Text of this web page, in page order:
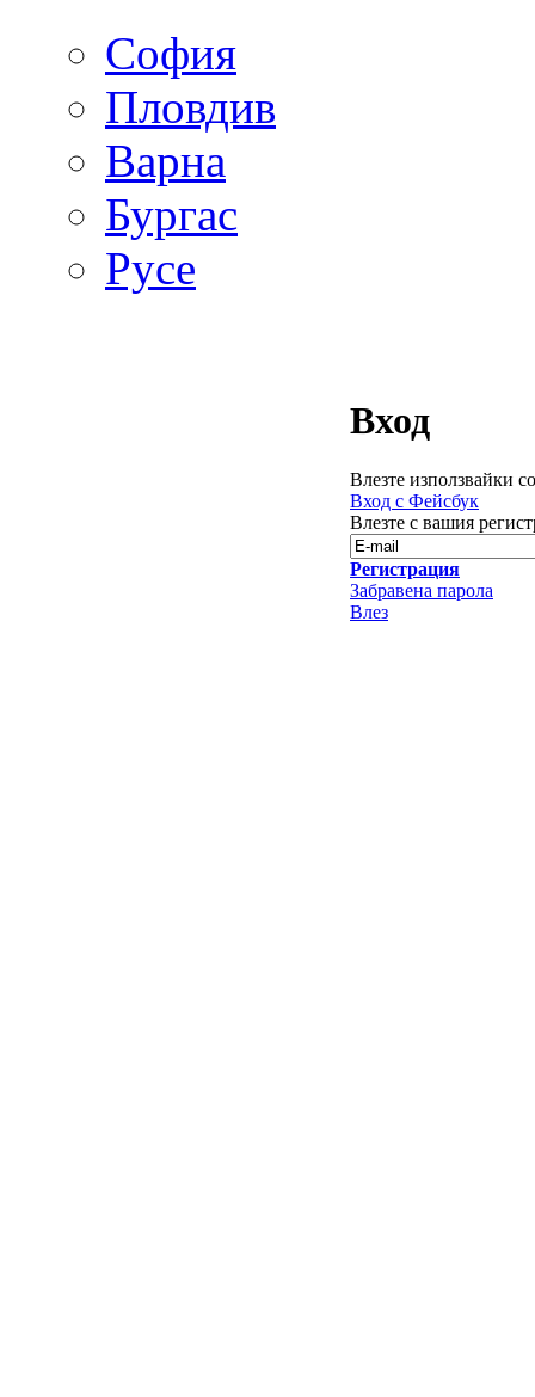
София
Пловдив
Варна
Бургас
Русе